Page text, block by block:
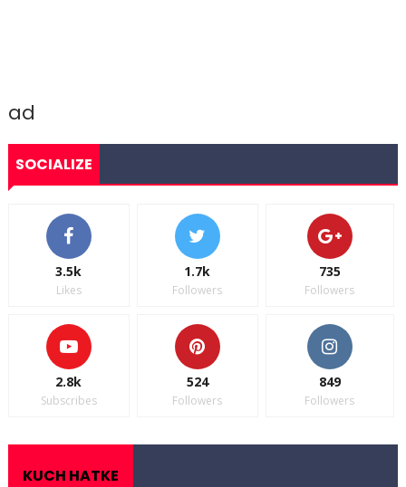
ad
SOCIALIZE
3.5k
Likes
1.7k
Followers
735
Followers
2.8k
Subscribes
524
Followers
849
Followers
KUCH HATKE